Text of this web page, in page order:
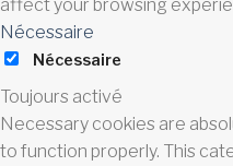
affect your browsing
Nécessaire
Nécessaire
Toujours activé
Necessary cookies are
to function properly. This